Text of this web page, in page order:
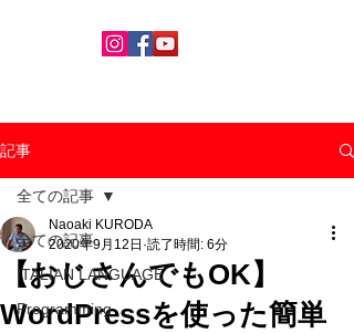
記事
全ての記事
ITALIAN LANGUAGE
Programming
全ての記事
【おじさんでもOK】
WordPressを使った簡単
Naoaki KURODA
2020年9月12日 読了時間: 6分